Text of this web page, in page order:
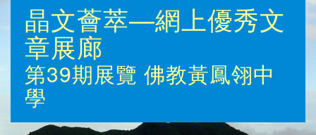
晶文薈萃—網上優秀文
章展廊
第39期展覽 佛教黃鳳翎中
學